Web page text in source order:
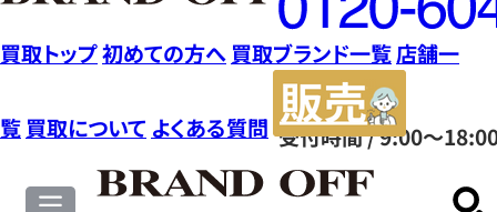
ー
ダ
イ
ヤ
ル
0120604117
受付時間 / 9:00～
買取トップ初めての方へ 買取ブランド一覧店舗一
覧 買取について よくある質問
サ